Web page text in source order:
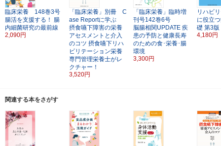
臨床栄養 148巻3号
腸活を支援する！
腸
内細菌研究の最前線
2,090円
「臨床栄養」別冊 C
ase Reportに学ぶ
摂食嚥下障害の栄養
アセスメントと介入
のコツ 摂食嚥下リハ
ビリテーション栄養
専門管理栄養士がレ
クチャー！
3,520円
「臨床栄養」臨時増
刊号142巻6号
脳腸相関UPDATE 疾
患の予防と健康長寿
のための食･栄養･腸
環境
3,300円
リハビ
に役立
礎 第3版
4,180円
関連する本をさがす